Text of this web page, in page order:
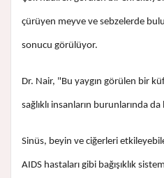
çürüyen meyve ve sebzelerde
sonucu görülüyor.
Dr. Nair, "Bu yaygın görülen bir
sağlıklı insanların burunlarında
Sinüs, beyin ve ciğerleri
AIDS hastaları gibi bağışıklık